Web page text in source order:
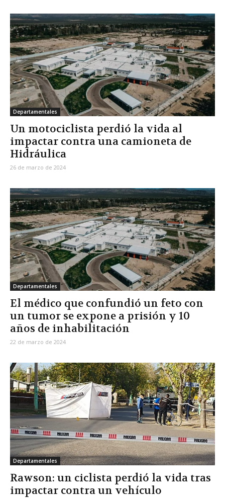
Departamentales
Un motociclista perdió la vida al
impactar contra una camioneta de
Hidráulica
26 de marzo de 2024
Departamentales
El médico que confundió un feto con
un tumor se expone a prisión y 10
años de inhabilitación
22 de marzo de 2024
Departamentales
Rawson: un ciclista perdió la vida tras
impactar contra un vehículo